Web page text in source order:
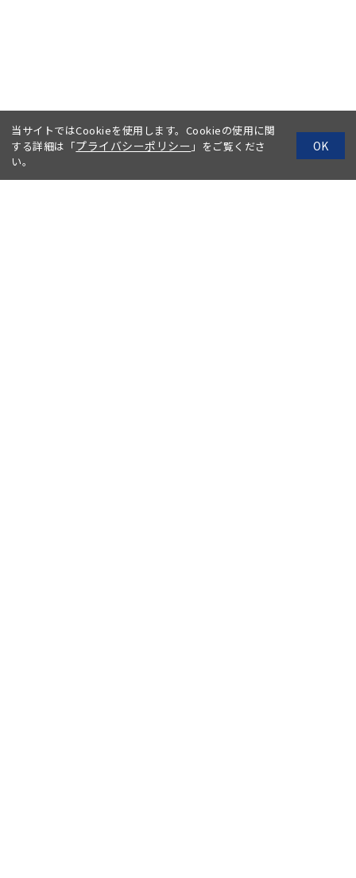
当サイトではCookieを使用します。Cookieの使用に関
する詳細は「プライバシーポリシー 」をご覧くださ
い。
OK